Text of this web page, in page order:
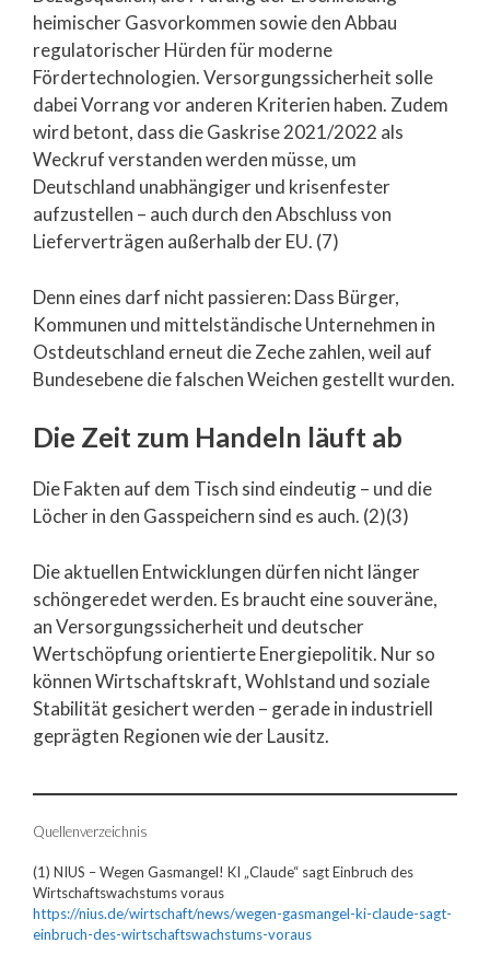
heimischer Gasvorkommen sowie den Abbau
regulatorischer Hürden für moderne
Fördertechnologien. Versorgungssicherheit solle
dabei Vorrang vor anderen Kriterien haben. Zudem
wird betont, dass die Gaskrise 2021/2022 als
Weckruf verstanden werden müsse, um
Deutschland unabhängiger und krisenfester
aufzustellen – auch durch den Abschluss von
Lieferverträgen außerhalb der EU. (7)
Denn eines darf nicht passieren: Dass Bürger,
Kommunen und mittelständische Unternehmen in
Ostdeutschland erneut die Zeche zahlen, weil auf
Bundesebene die falschen Weichen gestellt wurden.
Die Zeit zum Handeln läuft ab
Die Fakten auf dem Tisch sind eindeutig – und die
Löcher in den Gasspeichern sind es auch. (2)(3)
Die aktuellen Entwicklungen dürfen nicht länger
schöngeredet werden. Es braucht eine souveräne,
an Versorgungssicherheit und deutscher
Wertschöpfung orientierte Energiepolitik. Nur so
können Wirtschaftskraft, Wohlstand und soziale
Stabilität gesichert werden – gerade in industriell
geprägten Regionen wie der Lausitz.
Quellenverzeichnis
(1) NIUS – Wegen Gasmangel! KI „Claude“ sagt Einbruch des
Wirtschaftswachstums voraus
https://nius.de/wirtschaft/news/wegen-gasmangel-ki-claude-sagt-
einbruch-des-wirtschaftswachstums-voraus